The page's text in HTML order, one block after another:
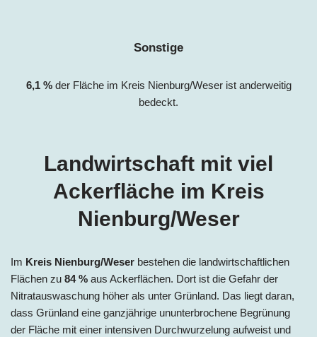
Sonstige
6,1 %der Fläche im Kreis Nienburg/Weser ist anderweitig
bedeckt.
Landwirtschaft mit viel
Ackerfläche im Kreis
Nienburg/Weser
Im Kreis Nienburg/Weser bestehen die landwirtschaftlichen
Flächen zu 84 % aus Ackerflächen. Dort ist die Gefahr der
Nitratauswaschung höher als unter Grünland. Das liegt daran,
dass Grünland eine ganzjährige ununterbrochene Begrünung
der Fläche mit einer intensiven Durchwurzelung aufweist und